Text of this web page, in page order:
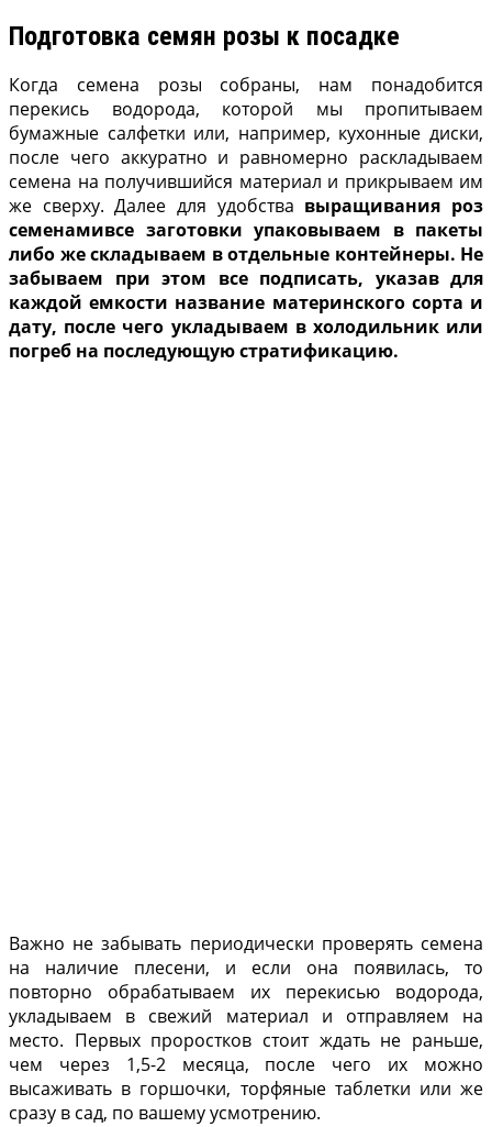
Подготовка семян розы к посадке
Когда семена розы собраны, нам понадобится
перекись водорода, которой мы пропитываем
бумажные салфетки или, например, кухонные диски,
после чего аккуратно и равномерно раскладываем
семена на получившийся материал и прикрываем им
же сверху. Далее для удобства выращивания роз
семенамивсе заготовки упаковываем в пакеты
либо же складываем в отдельные контейнеры. Не
забываем при этом все подписать, указав для
каждой емкости название материнского сорта и
дату, после чего укладываем в холодильник или
погреб на последующую стратификацию.
Важно не забывать периодически проверять семена
на наличие плесени, и если она появилась, то
повторно обрабатываем их перекисью водорода,
укладываем в свежий материал и отправляем на
место. Первых проростков стоит ждать не раньше,
чем через 1,5-2 месяца, после чего их можно
высаживать в горшочки, торфяные таблетки или же
сразу в сад, по вашему усмотрению.